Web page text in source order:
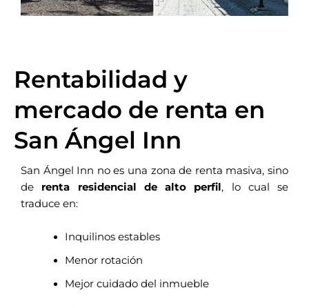
Rentabilidad y
mercado de renta en
San Ángel Inn
San Ángel Inn no es una zona de renta masiva, sino
de renta residencial de alto perfil, lo cual se
traduce en:
Inquilinos estables
Menor rotación
Mejor cuidado del inmueble